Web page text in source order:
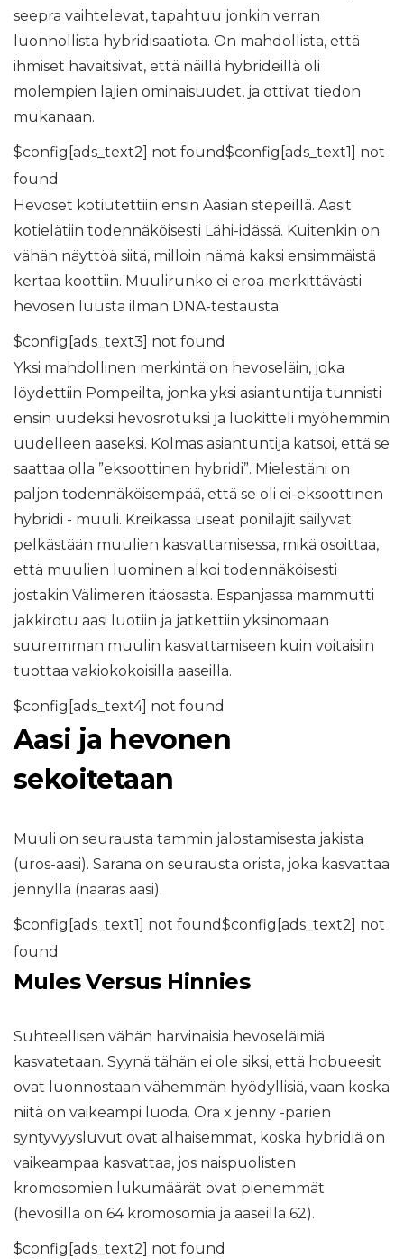
seepra vaihtelevat, tapahtuu jonkin verran
luonnollista hybridisaatiota. On mahdollista, että
ihmiset havaitsivat, että näillä hybrideillä oli
molempien lajien ominaisuudet, ja ottivat tiedon
mukanaan.
$config[ads_text2] not found$config[ads_text1] not
found
Hevoset kotiutettiin ensin Aasian stepeillä. Aasit
kotielätiin todennäköisesti Lähi-idässä. Kuitenkin on
vähän näyttöä siitä, milloin nämä kaksi ensimmäistä
kertaa koottiin. Muulirunko ei eroa merkittävästi
hevosen luusta ilman DNA-testausta.
$config[ads_text3] not found
Yksi mahdollinen merkintä on hevoseläin, joka
löydettiin Pompeilta, jonka yksi asiantuntija tunnisti
ensin uudeksi hevosrotuksi ja luokitteli myöhemmin
uudelleen aaseksi. Kolmas asiantuntija katsoi, että se
saattaa olla ”eksoottinen hybridi”. Mielestäni on
paljon todennäköisempää, että se oli ei-eksoottinen
hybridi - muuli. Kreikassa useat ponilajit säilyvät
pelkästään muulien kasvattamisessa, mikä osoittaa,
että muulien luominen alkoi todennäköisesti
jostakin Välimeren itäosasta. Espanjassa mammutti
jakkirotu aasi luotiin ja jatkettiin yksinomaan
suuremman muulin kasvattamiseen kuin voitaisiin
tuottaa vakiokokoisilla aaseilla.
$config[ads_text4] not found
Aasi ja hevonen
sekoitetaan
Muuli on seurausta tammin jalostamisesta jakista
(uros-aasi). Sarana on seurausta orista, joka kasvattaa
jennyllä (naaras aasi).
$config[ads_text1] not found$config[ads_text2] not
found
Mules Versus Hinnies
Suhteellisen vähän harvinaisia ​​hevoseläimiä
kasvatetaan. Syynä tähän ei ole siksi, että hobueesit
ovat luonnostaan ​​vähemmän hyödyllisiä, vaan koska
niitä on vaikeampi luoda. Ora x jenny -parien
syntyvyysluvut ovat alhaisemmat, koska hybridiä on
vaikeampaa kasvattaa, jos naispuolisten
kromosomien lukumäärät ovat pienemmät
(hevosilla on 64 kromosomia ja aaseilla 62).
$config[ads_text2] not found